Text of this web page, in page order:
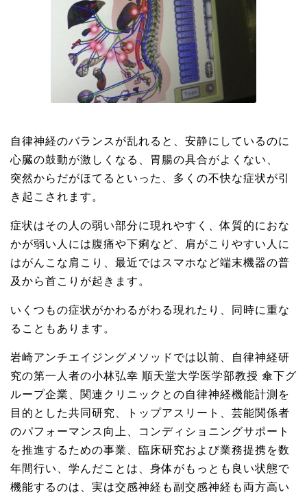
自律神経のバランスが乱れると、安静にしているのに
心臓の鼓動が激しくなる、胃腸の具合がよくない、
突然からだがほてるといった、多くの不快な症状が引
き起こされます。
症状はその人の弱い部分に現れやすく、体質的におな
かが弱い人には腹痛や下痢など、肩がこりやすい人に
はがんこな肩こり、最近ではスマホなど端末機器の普
及から首こりが起きます。
いくつもの症状がかわるがわる現れたり、同時に重な
ることもあります。
岩崎アンチエイジングメソッドでは以前、自律神経研
究の第一人者の小林弘幸 順天堂大学医学部教授 傘下グ
ループ企業、関連クリニックとの自律神経機能計測を
目的とした共同研究、トップアスリート、芸能関係者
のパフォーマンス向上、コンディショニングサポート
を推進するための事業、臨床研究および業務提携を数
年間行い、学んだことは、身体がもっとも良い状態で
機能するのは、実は交感神経も副交感神経も両方高い